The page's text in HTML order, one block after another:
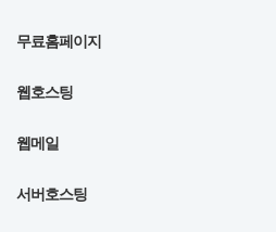
무료홈페이지
웹호스팅
웹메일
서버호스팅